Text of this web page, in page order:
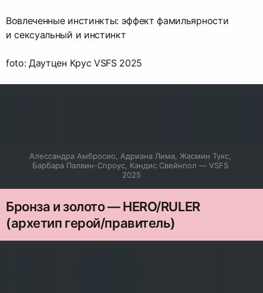
Вовлеченные инстинкты: эффект фамильярности
и сексуальный и инстинкт
foto: Даутцен Крус VSFS 2025
Алессандра Амбросио, Адриана Лима, Жасмин Тукс,
Барбара Палвин-Спроус, Кэндис Свейнпол — VSFS
2025
Бронза и золото — HERO/RULER
(архетип герой/правитель)